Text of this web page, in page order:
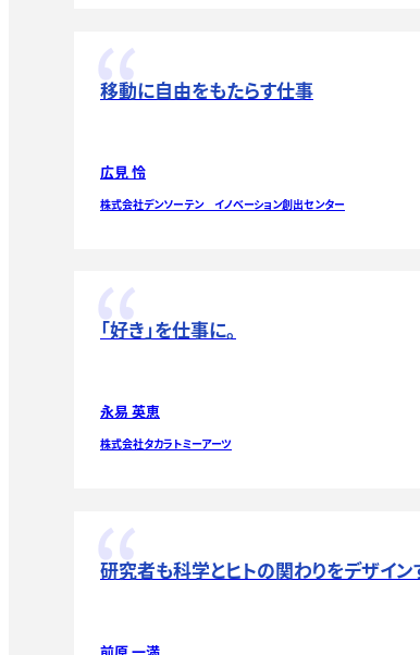
移動に自由をもたらす仕事
広見 怜
株式会社デンソーテン イノベーション創出センター
「好き」を仕事に。
永易 英恵
株式会社タカラトミーアーツ
研究者も科学とヒトの関わりをデザイ